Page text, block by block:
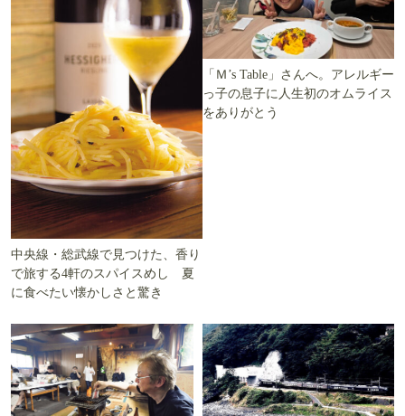
中央線・総武線で見つけた、香り
で旅する4軒のスパイスめし 夏
に食べたい懐かしさと驚き
「Ｍ’s Table」さんへ。アレルギー
っ子の息子に人生初のオムライス
をありがとう